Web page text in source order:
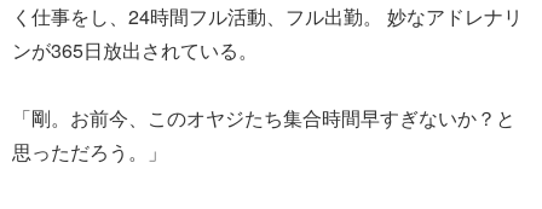
く仕事をし、24時間フル活動、フル出勤。 妙なアドレナリ
ンが365日放出されている。
「剛。お前今、このオヤジたち集合時間早すぎないか？と
思っただろう。」